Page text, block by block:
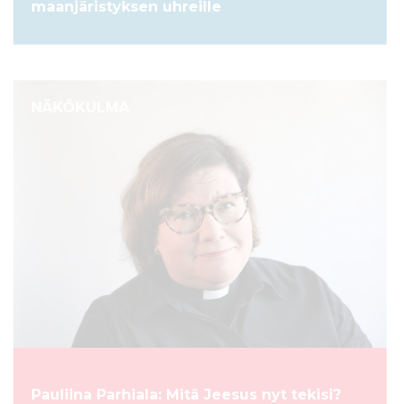
maanjäristyksen uhreille
Pauliina Parhiala: Mitä Jeesus nyt tekisi?